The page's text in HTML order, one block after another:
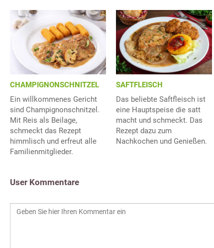
CHAMPIGNONSCHNITZEL
Ein willkommenes Gericht
sind Champignonschnitzel.
Mit Reis als Beilage,
schmeckt das Rezept
himmlisch und erfreut alle
Familienmitglieder.
SAFTFLEISCH
Das beliebte Saftfleisch ist
eine Hauptspeise die satt
macht und schmeckt. Das
Rezept dazu zum
Nachkochen und Genießen.
User Kommentare